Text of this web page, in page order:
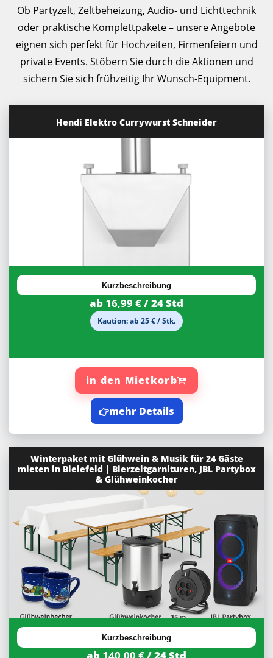
Ob Partyzelt, Zeltbeheizung, Audio- und Lichttechnik
oder praktische Komplettpakete – unsere Angebote
eignen sich perfekt für Hochzeiten, Firmenfeiern und
private Events. Stöbern Sie durch die Aktionen und
sichern Sie sich frühzeitig Ihr Wunsch-Equipment.
Hendi Elektro Currywurst Schneider
30%
Rabatt Kurzbeschreibung
ab 16,99 €/ 24 Std
Kaution: ab 25 € / Stk.
in den Mietkorb
mehr Details
Winterpaket mit Glühwein & Musik für 24 Gäste
mieten in Bielefeld | Bierzeltgarnituren, JBL Partybox
& Glühweinkocher
Kurzbeschreibung